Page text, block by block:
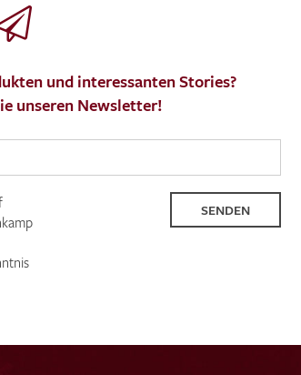
MUSTERANFRAGE SENDEN
und interessanten Stories?
unseren Newsletter!
SENDEN